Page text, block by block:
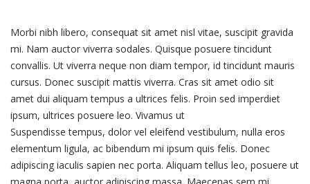
Morbi nibh libero, consequat sit amet nisl vitae, suscipit gravida
mi. Nam auctor viverra sodales. Quisque posuere tincidunt
convallis. Ut viverra neque non diam tempor, id tincidunt mauris
cursus. Donec suscipit mattis viverra. Cras sit amet odio sit
amet dui aliquam tempus a ultrices felis. Proin sed imperdiet
ipsum, ultrices posuere leo. Vivamus ut
Suspendisse tempus, dolor vel eleifend vestibulum, nulla eros
elementum ligula, ac bibendum mi ipsum quis felis. Donec
adipiscing iaculis sapien nec porta. Aliquam tellus leo, posuere ut